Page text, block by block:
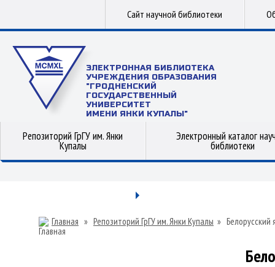
Сайт научной библиотеки
ЭЛЕКТРОННАЯ БИБЛИОТЕКА
УЧРЕЖДЕНИЯ ОБРАЗОВАНИЯ
"ГРОДНЕНСКИЙ
ГОСУДАРСТВЕННЫЙ
УНИВЕРСИТЕТ
ИМЕНИ ЯНКИ КУПАЛЫ"
Репозиторий ГрГУ им. Янки
Купалы
Электронный каталог
библиотеки
Главная » Репозиторий ГрГУ им. Янки Купалы » Белорусский